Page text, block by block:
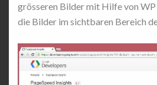
grösseren Bilder mit Hilfe von
die Bilder im sichtbaren Bereich